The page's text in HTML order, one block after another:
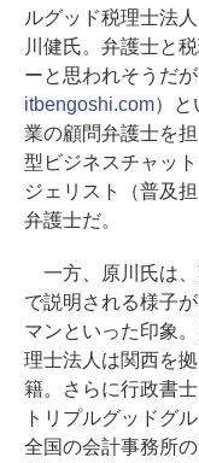
ルグッド税理士法
川健氏。弁護士と
ーと思われそうだ
itbengoshi.com）と
業の顧問弁護士を
型ビジネスチャッ
ジェリスト（普及
弁護士だ。
一方、原川氏は、
で説明される様子
マンといった印象
理士法人は関西を
籍。さらに行政書
トリプルグッドグ
全国の会計事務所